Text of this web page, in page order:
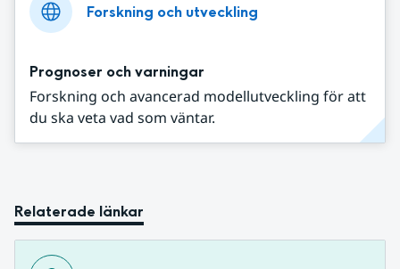
Forskning och utveckling
Prognoser och varningar
Forskning och avancerad modellutveckling för att
du ska veta vad som väntar.
Relaterade länkar